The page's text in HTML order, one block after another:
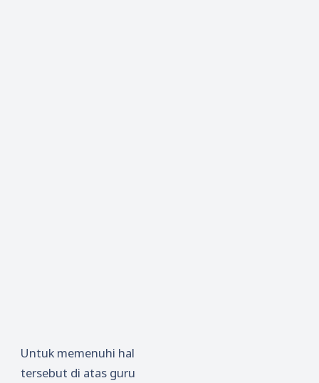
Untuk memenuhi hal
tersebut di atas guru